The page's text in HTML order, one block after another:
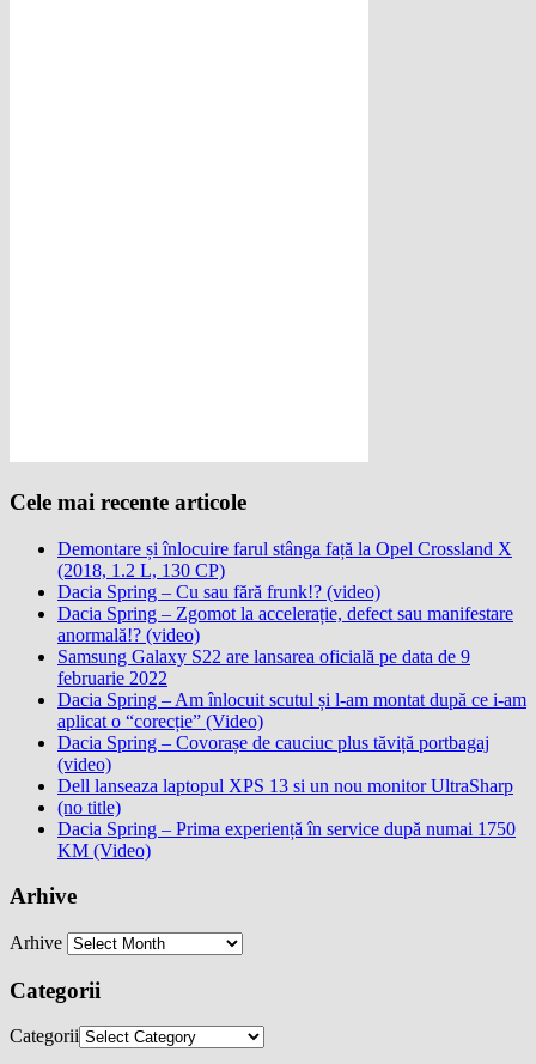
Cele mai recente articole
Demontare și înlocuire farul stânga față la Opel Crossland X
(2018, 1.2 L, 130 CP)
Dacia Spring – Cu sau fără frunk!? (video)
Dacia Spring – Zgomot la accelerație, defect sau manifestare
anormală!? (video)
Samsung Galaxy S22 are lansarea oficială pe data de 9
februarie 2022
Dacia Spring – Am înlocuit scutul și l-am montat după ce i-am
aplicat o “corecție” (Video)
Dacia Spring – Covorașe de cauciuc plus tăviță portbagaj
(video)
Dell lanseaza laptopul XPS 13 si un nou monitor UltraSharp
(no title)
Dacia Spring – Prima experiență în service după numai 1750
KM (Video)
Arhive
Arhive
Categorii
Categorii